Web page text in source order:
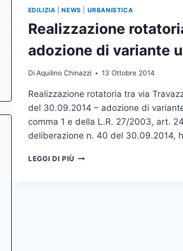
VIA
XVI
APPROVAZIONE
URBANISTICA
P.R.G.
EDILIZIA |NEWS URBANISTICA
Realizzazione
adozione di variante
DiAquilino Chinazzi 13 Ottobre 2014
Realizzazione rotatoria tra via
del 30.09.2014 – adozione di
comma 1 e della L.R. 27/2003, art.
deliberazione n. 40 del 30.09.2014,
LEGGI DI PIÙ REALIZZAZIONE